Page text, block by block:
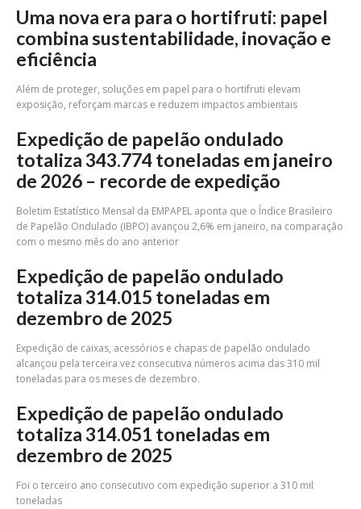
Uma nova era para o hortifruti: papel
combina sustentabilidade, inovação e
eficiência
Além de proteger, soluções em papel para o hortifruti elevam
exposição, reforçam marcas e reduzem impactos ambientais
Expedição de papelão ondulado
totaliza 343.774 toneladas em janeiro
de 2026 – recorde de expedição
Boletim Estatístico Mensal da EMPAPEL aponta que o Índice Brasileiro
de Papelão Ondulado (IBPO) avançou 2,6% em janeiro, na comparação
com o mesmo mês do ano anterior
Expedição de papelão ondulado
totaliza 314.015 toneladas em
dezembro de 2025
Expedição de caixas, acessórios e chapas de papelão ondulado
alcançou pela terceira vez consecutiva números acima das 310 mil
toneladas para os meses de dezembro.
Expedição de papelão ondulado
totaliza 314.051 toneladas em
dezembro de 2025
Foi o terceiro ano consecutivo com expedição superior a 310 mil
toneladas